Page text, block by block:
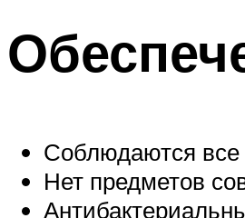
Соблюдаются все
Нет предметов